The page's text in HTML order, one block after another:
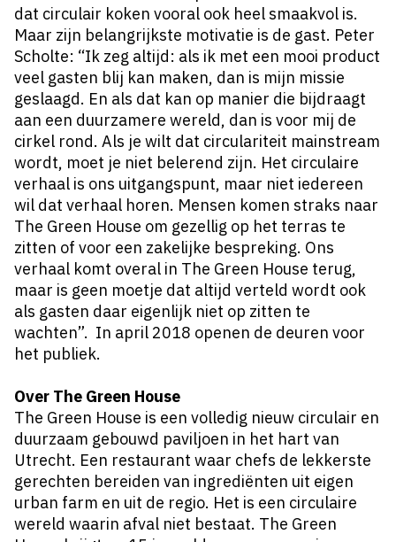
dat circulair koken vooral ook heel smaakvol is.
Maar zijn belangrijkste motivatie is de gast. Peter
Scholte: “Ik zeg altijd: als ik met een mooi product
veel gasten blij kan maken, dan is mijn missie
geslaagd. En als dat kan op manier die bijdraagt
aan een duurzamere wereld, dan is voor mij de
cirkel rond. Als je wilt dat circulariteit mainstream
wordt, moet je niet belerend zijn. Het circulaire
verhaal is ons uitgangspunt, maar niet iedereen
wil dat verhaal horen. Mensen komen straks naar
The Green House om gezellig op het terras te
zitten of voor een zakelijke bespreking. Ons
verhaal komt overal in The Green House terug,
maar is geen moetje dat altijd verteld wordt ook
als gasten daar eigenlijk niet op zitten te
wachten”. In april 2018 openen de deuren voor
het publiek.
Over The Green House
The Green House is een volledig nieuw circulair en
duurzaam gebouwd paviljoen in het hart van
Utrecht. Een restaurant waar chefs de lekkerste
gerechten bereiden van ingrediënten uit eigen
urban farm en uit de regio. Het is een circulaire
wereld waarin afval niet bestaat. The Green